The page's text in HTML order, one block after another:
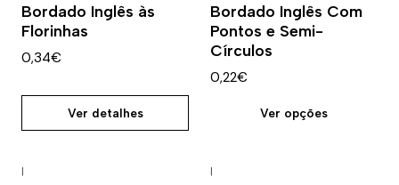
Bordado Inglês às
Florinhas
0,34€
Ver detalhes
Bordado Inglês Com
Pontos e Semi-
Círculos
0,22€
Ver opções
| |